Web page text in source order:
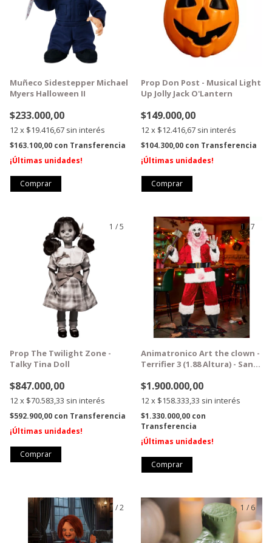
Muñeco Sidestepper Michael
Myers Halloween II
$233.000,00
12x $19.416,67 sin interés
$163.100,00 con Transferencia
¡Últimas unidades!
Prop Don Post - Musical Light
Up Jolly Jack O'Lantern
$149.000,00
12x $12.416,67 sin interés
$104.300,00 con Transferencia
¡Últimas unidades!
1 /5
Prop The Twilight Zone -
Talky Tina Doll
$847.000,00
12x $70.583,33 sin interés
$592.900,00 con Transferencia
¡Últimas unidades!
1/7
GRATIS
Animatronico Art the clown -
Terrifier 3 (1.88 Altura) - Santa
$1.900.000,00
12x $158.333,33 sin interés
$1.330.000,00 con
Transferencia
¡Últimas unidades!
1 /2
GRATIS 1 / 6
GRATIS